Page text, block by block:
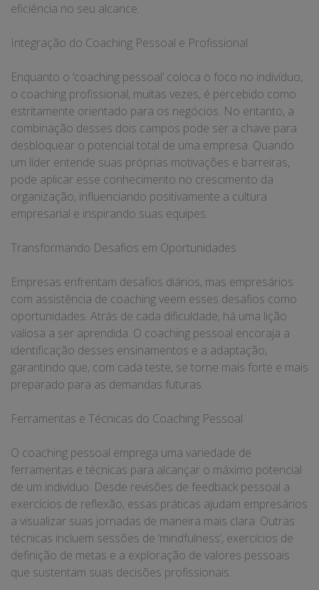
eficiência no seu alcance.
Integração do Coaching Pessoal e Profissional
Enquanto o ‘coaching pessoal’ coloca o foco no indivíduo,
o coaching profissional, muitas vezes, é percebido como
estritamente orientado para os negócios. No entanto, a
combinação desses dois campos pode ser a chave para
desbloquear o potencial total de uma empresa. Quando
um líder entende suas próprias motivações e barreiras,
pode aplicar esse conhecimento no crescimento da
organização, influenciando positivamente a cultura
empresarial e inspirando suas equipes.
Transformando Desafios em Oportunidades
Empresas enfrentam desafios diários, mas empresários
com assistência de coaching veem esses desafios como
oportunidades. Atrás de cada dificuldade, há uma lição
valiosa a ser aprendida. O coaching pessoal encoraja a
identificação desses ensinamentos e a adaptação,
garantindo que, com cada teste, se torne mais forte e mais
preparado para as demandas futuras.
Ferramentas e Técnicas do Coaching Pessoal
O coaching pessoal emprega uma variedade de
ferramentas e técnicas para alcançar o máximo potencial
de um indivíduo. Desde revisões de feedback pessoal a
exercícios de reflexão, essas práticas ajudam empresários
a visualizar suas jornadas de maneira mais clara. Outras
técnicas incluem sessões de ‘mindfulness’, exercícios de
definição de metas e a exploração de valores pessoais
que sustentam suas decisões profissionais.